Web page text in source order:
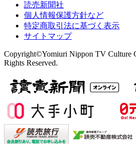
読売新聞社
個人情報保護方針など
特定商取引法に基づく表示
サイトマップ
Copyright©Yomiuri Nippon TV Culture
Rights Reserved.